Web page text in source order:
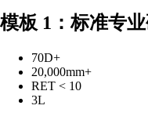
模板 1：标准专
70D+
20,000mm+
RET < 10
3L